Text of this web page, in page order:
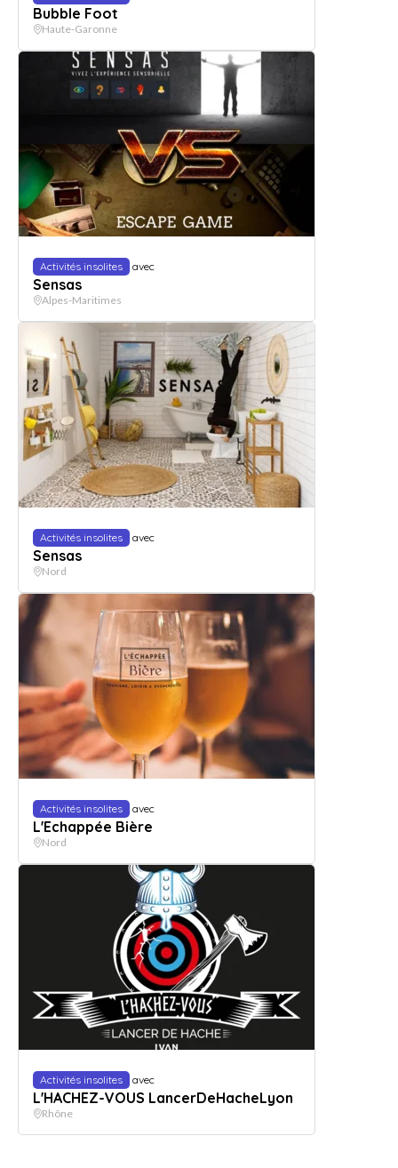
Bubble Foot
Haute-Garonne
Activités insolites avec
Sensas
Alpes-Maritimes
Activités insolites avec
Sensas
Nord
Activités insolites avec
L'Echappée Bière
Nord
Activités insolites avec
L'HACHEZ-VOUS LancerDeHacheLyon
Rhône